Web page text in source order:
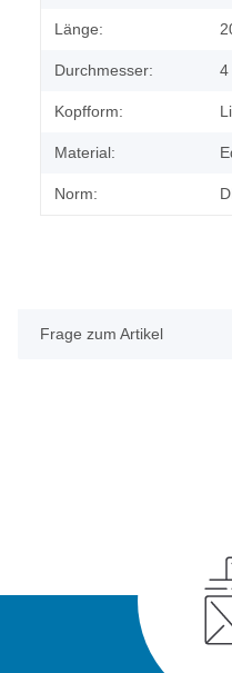
Länge:
Durchmesser: 4
Kopfform:
Material:
Norm:
Frage zum Artikel